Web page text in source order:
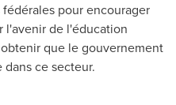
pour encourager
l'avenir de l'éducation
que le gouvernement
ce secteur.